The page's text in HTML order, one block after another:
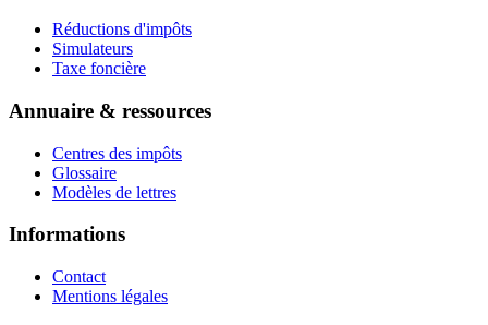
Réductions d'impôts
Simulateurs
Taxe foncière
Annuaire & ressources
Centres des impôts
Glossaire
Modèles de lettres
Informations
Contact
Mentions légales